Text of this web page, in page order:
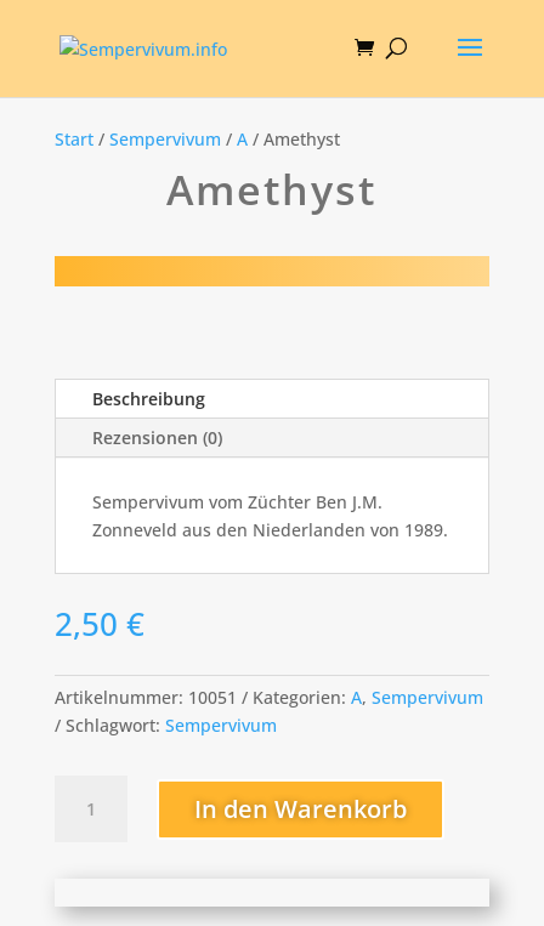
Start/ Sempervivum / A/ Amethyst
Amethyst
Beschreibung
Rezensionen (0)
Sempervivum vom Züchter Ben J.M.
Zonneveld aus den Niederlanden von 1989.
2,50 €
Artikelnummer: 10051 Kategorien: A, Sempervivum
Schlagwort: Sempervivum
Menge
In den Warenkorb